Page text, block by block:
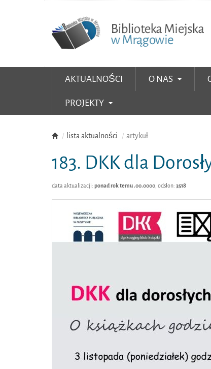
AKTUALNOŚCI O NAS
PROJEKTY
lista aktualności artykuł
183. DKK dla
data aktualizacji: ponad rok temu .00.0000 , odsłon: 3518